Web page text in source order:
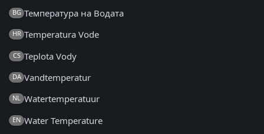
BG Температура на Водата
HR Temperatura Vode
CS Teplota Vody
DA Vandtemperatur
NL Watertemperatuur
EN Water Temperature